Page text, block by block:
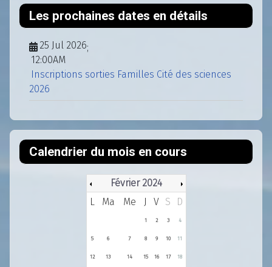
Les prochaines dates en détails
25 Jul 2026;
12:00AM
Inscriptions sorties Familles Cité des sciences
2026
Calendrier du mois en cours
Février 2024
L
Ma Me J V S D
1 2 3 4
5 6 7 8 9 10 11
12 13 14 15 16 17 18